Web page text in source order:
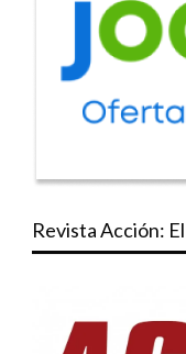
Revista Acción: